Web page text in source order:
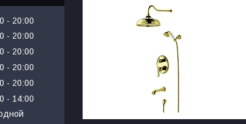
20:00
20:00
20:00
20:00
20:00
14:00